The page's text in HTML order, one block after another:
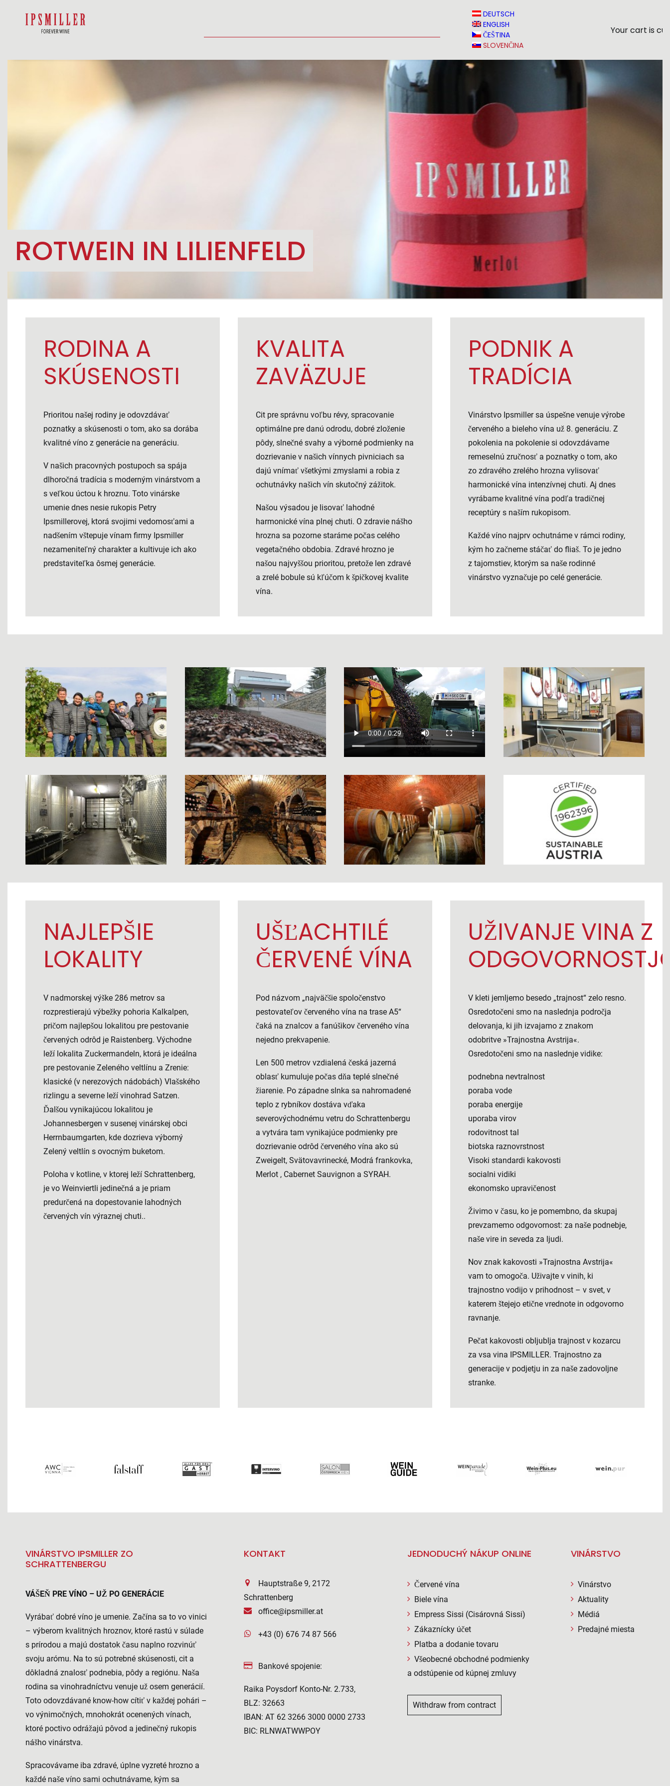
DEUTSCH
ENGLISH
ČEŠTINA
SLOVENČINA
Your cart is
ROTWEIN IN LILIENFELD
RODINA A
SKÚSENOSTI
Prioritou našej rodiny je odovzdávať
poznatky a skúsenosti o tom, ako sa dorába
kvalitné víno z generácie na generáciu.
V našich pracovných postupoch sa spája
dlhoročná tradícia s moderným vinárstvom a
s veľkou úctou k hroznu. Toto vinárske
umenie dnes nesie rukopis Petry
Ipsmillerovej, ktorá svojimi vedomosťami a
nadšením vštepuje vínam firmy Ipsmiller
nezameniteľný charakter a kultivuje ich ako
predstaviteľka ôsmej generácie.
KVALITA
ZAVÄZUJE
Cit pre správnu voľbu révy, spracovanie
optimálne pre danú odrodu, dobré zloženie
pôdy, slnečné svahy a výborné podmienky na
dozrievanie v našich vínnych pivniciach sa
dajú vnímať všetkými zmyslami a robia z
ochutnávky našich vín skutočný zážitok.
Našou výsadou je lisovať lahodné
harmonické vína plnej chuti. O zdravie nášho
hrozna sa pozorne staráme počas celého
vegetačného obdobia. Zdravé hrozno je
našou najvyššou prioritou, pretože len zdravé
a zrelé bobule sú kľúčom k špičkovej kvalite
vína.
PODNIK A
TRADÍCIA
Vinárstvo Ipsmiller sa úspešne venuje výrobe
červeného a bieleho vína už 8. generáciu. Z
pokolenia na pokolenie si odovzdávame
remeselnú zručnosť a poznatky o tom, ako
zo zdravého zrelého hrozna vylisovať
harmonické vína intenzívnej chuti. Aj dnes
vyrábame kvalitné vína podľa tradičnej
receptúry s naším rukopisom.
Každé víno najprv ochutnáme v rámci rodiny,
kým ho začneme stáčať do fliaš. To je jedno
z tajomstiev, ktorým sa naše rodinné
vinárstvo vyznačuje po celé generácie.
NAJLEPŠIE
LOKALITY
V nadmorskej výške 286 metrov sa
rozprestierajú výbežky pohoria Kalkalpen,
pričom najlepšou lokalitou pre pestovanie
červených odrôd je Raistenberg. Východne
leží lokalita Zuckermandeln, ktorá je ideálna
pre pestovanie Zeleného veltlínu a Zrenie:
klasické (v nerezových nádobách) Vlašského
rizlingu a severne leží vinohrad Satzen.
Ďalšou vynikajúcou lokalitou je
Johannesbergen v susenej vinárskej obci
Herrnbaumgarten, kde dozrieva výborný
Zelený veltlín s ovocným buketom.
Poloha v kotline, v ktorej leží Schrattenberg,
je vo Weinviertli jedinečná a je priam
predurčená na dopestovanie lahodných
červených vín výraznej chuti..
UŠĽACHTILÉ
ČERVENÉ VÍNA
Pod názvom „najväčšie spoločenstvo
pestovateľov červeného vína na trase A5“
čaká na znalcov a fanúšikov červeného vína
nejedno prekvapenie.
Len 500 metrov vzdialená česká jazerná
oblasť kumuluje počas dňa teplé slnečné
žiarenie. Po západne slnka sa nahromadené
teplo z rybníkov dostáva vďaka
severovýchodnému vetru do Schrattenbergu
a vytvára tam vynikajúce podmienky pre
dozrievanie odrôd červeného vína ako sú
Zweigelt, Svätovavrinecké, Modrá frankovka,
Merlot , Cabernet Sauvignon a SYRAH.
UŽIVANJE VINA Z
V kleti jemljemo besedo „trajnost“ zelo resno.
Osredotočeni smo na naslednja področja
delovanja, ki jih izvajamo z znakom
odobritve »Trajnostna Avstrija«.
Osredotočeni smo na naslednje vidike:
podnebna nevtralnost
poraba vode
poraba energije
uporaba virov
rodovitnost tal
biotska raznovrstnost
Visoki standardi kakovosti
socialni vidiki
ekonomsko upravičenost
Živimo v času, ko je pomembno, da skupaj
prevzamemo odgovornost: za naše podnebje,
naše vire in seveda za ljudi.
Nov znak kakovosti »Trajnostna Avstrija«
vam to omogoča. Uživajte v vinih, ki
trajnostno vodijo v prihodnost – v svet, v
katerem štejejo etične vrednote in odgovorno
ravnanje.
Pečat kakovosti obljublja trajnost v kozarcu
za vsa vina IPSMILLER. Trajnostno za
generacije v podjetju in za naše zadovoljne
stranke.
VINÁRSTVO IPSMILLER ZO
SCHRATTENBERGU
VÁŠEŇ PRE VÍNO – UŽ PO GENERÁCIE
Vyrábať dobré víno je umenie. Začína sa to vo vinici
– výberom kvalitných hroznov, ktoré rastú v súlade
s prírodou a majú dostatok času naplno rozvinúť
svoju arómu. Na to sú potrebné skúsenosti, cit a
dôkladná znalosť podnebia, pôdy a regiónu. Naša
rodina sa vinohradníctvu venuje už osem generácií.
Toto odovzdávané know-how cítiť v každej pohári –
vo výnimočných, mnohokrát ocenených vínach,
ktoré poctivo odrážajú pôvod a jedinečný rukopis
nášho vinárstva.
Spracovávame iba zdravé, úplne vyzreté hrozno a
každé naše víno sami ochutnávame, kým sa
KONTAKT
Hauptstraße 9, 2172
Schrattenberg
office@ipsmiller.at
+43 (0) 676 74 87 566
Bankové spojenie:
Raika Poysdorf Konto-Nr. 2.733,
BLZ: 32663
IBAN: AT 62 3266 3000 0000 2733
BIC: RLNWATWWPOY
JEDNODUCHÝ NÁKUP ONLINE
Červené vína
Biele vína
Empress Sissi (Cisárovná Sissi)
Zákaznícky účet
Platba a dodanie tovaru
Všeobecné obchodné podmienky
a odstúpenie od kúpnej zmluvy
Withdraw from contract
VINÁRSTVO
Vinárstvo
Aktuality
Médiá
Predajné miesta